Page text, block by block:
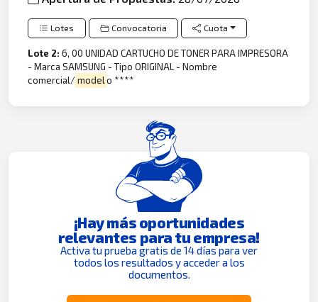
Lotes Convocatoria Cuota
Lote 2:6, 00 UNIDAD CARTUCHO DE TONER PARA IMPRESORA
- Marca SAMSUNG - Tipo ORIGINAL - Nombre
comercial/modelo ****
¡Hay más oportunidades
relevantes para tu empresa!
Activa tu prueba gratis de 14 días para ver
todos los resultados y acceder a los
documentos.